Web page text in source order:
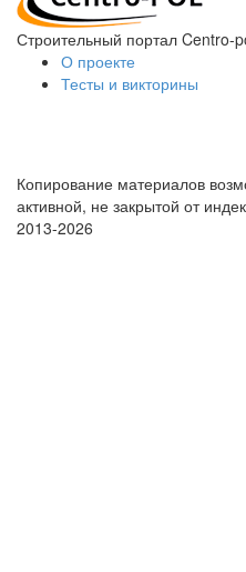
Строительный портал Centro-
О проекте
Тесты и викторины
Копирование материалов
активной, не закрытой от
2013-2026